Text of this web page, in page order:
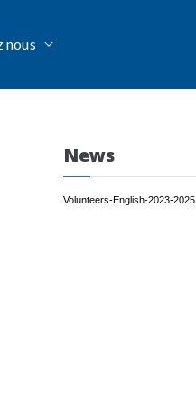
nous
News
Volunteers-English-2023-2025